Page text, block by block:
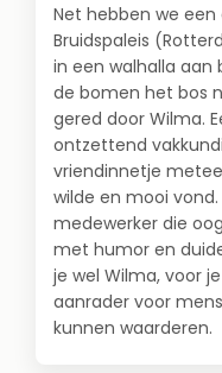
Net hebben we
Bruidspaleis
in een walhalla aan
de bomen het bos
gered door Wilma.
ontzettend
vriendinnetje
wilde en mooi
medewerker die
met humor en
je wel Wilma, voor
aanrader voor
kunnen waarderen.